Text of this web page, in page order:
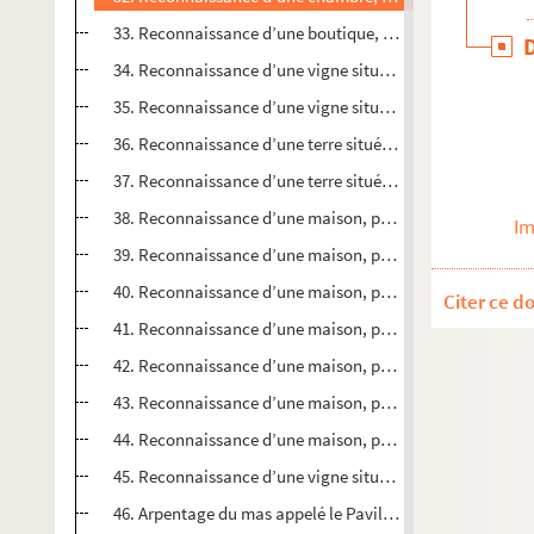
33. Reconnaissance d’une boutique, paroisse Saint-
34. Reconnaissance d’une vigne située en Camargue au
35. Reconnaissance d’une vigne située en Camargue au
36. Reconnaissance d’une terre située en Crau,
37. Reconnaissance d’une terre située en Crau, quartier
38. Reconnaissance d’une maison, paroisse Notre-
39. Reconnaissance d’une maison, paroisse Notre-
40. Reconnaissance d’une maison, paroisse Saint-
41. Reconnaissance d’une maison, paroisse Notre-
42. Reconnaissance d’une maison, paroisse Notre-
43. Reconnaissance d’une maison, paroisse Notre-
44. Reconnaissance d’une maison, paroisse Notre-
45. Reconnaissance d’une vigne située en Camargue
46. Arpentage du mas appelé le Pavillon en Crau
Citer ce